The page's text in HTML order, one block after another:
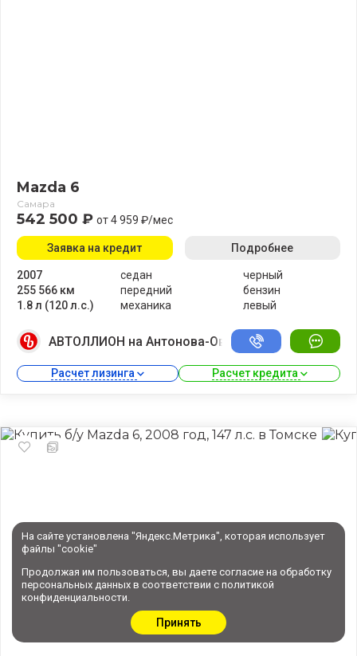
На сайте установлена "Яндекс.Метрика", которая использует
файлы "cookie"
Продолжая им пользоваться, вы даете согласие на обработку
персональных данных в соответствии с политикой
конфиденциальности.
Принять
Mazda 6
Самара
542 500 ₽ от 4 959 ₽/мес
2007
255 566 км
1.8 л (120 л.с.)
седан
передний
механика
черный
бензин
левый
Заявка на кредит Подробнее
АВТОЛЛИОН на Антонова-Овсеенко
Расчет лизинга Расчет кредита